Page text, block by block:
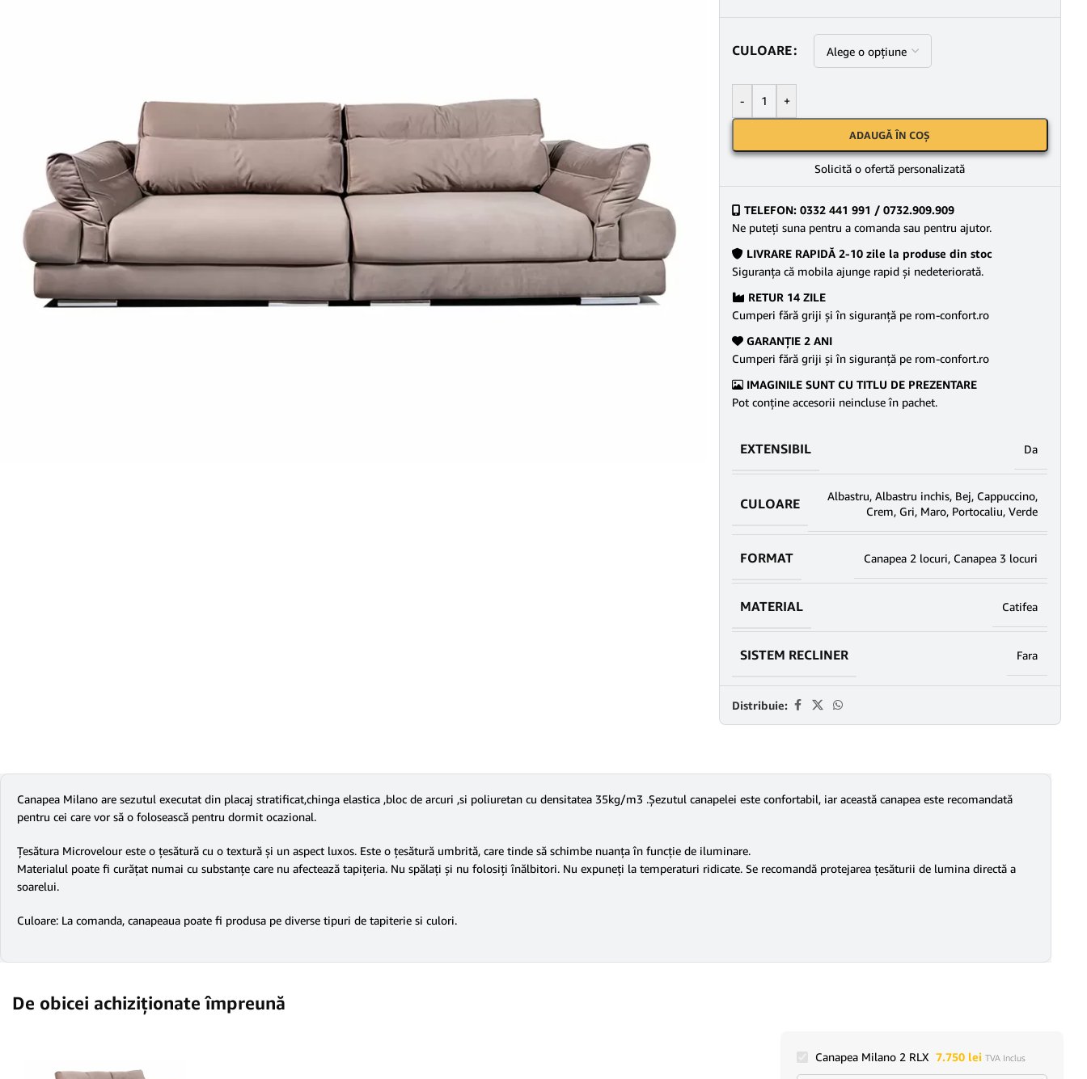
CULOARE
- +
ADAUGĂ ÎN COȘ
Solicită o ofertă personalizată
TELEFON: 0332 441 991 / 0732.909.909
Ne puteţi suna pentru a comanda sau pentru ajutor.
LIVRARE RAPIDĂ 2-10 zile la produse din stoc
Siguranţa că mobila ajunge rapid şi nedeteriorată.
RETUR 14 ZILE
Cumperi fără griji şi în siguranţă pe rom-confort.ro
GARANŢIE 2 ANI
Cumperi fără griji şi în siguranţă pe rom-confort.ro
IMAGINILE SUNT CU TITLU DE PREZENTARE
Pot conține accesorii neincluse în pachet.
EXTENSIBIL Da
CULOARE Albastru, Albastru inchis, Bej, Cappuccino,
Crem, Gri, Maro, Portocaliu, Verde
FORMAT Canapea 2 locuri, Canapea 3 locuri
MATERIAL Catifea
SISTEM RECLINER Fara
Distribuie:
Canapea Milano are sezutul executat din placaj stratificat,chinga elastica ,bloc de arcuri ,si poliuretan cu densitatea 35kg/m3 .Șezutul canapelei este confortabil, iar această canapea este recomandată
pentru cei care vor să o folosească pentru dormit ocazional.
Țesătura Microvelour este o țesătură cu o textură și un aspect luxos. Este o țesătură umbrită, care tinde să schimbe nuanța în funcție de iluminare.
Materialul poate fi curățat numai cu substanțe care nu afectează tapițeria. Nu spălați și nu folosiți înălbitori. Nu expuneți la temperaturi ridicate. Se recomandă protejarea țesăturii de lumina directă a
soarelui.
Culoare: La comanda, canapeaua poate fi produsa pe diverse tipuri de tapiterie si culori.
De obicei achiziționate împreună
Canapea Milano 2 RLX 7.750 lei TVA Inclus